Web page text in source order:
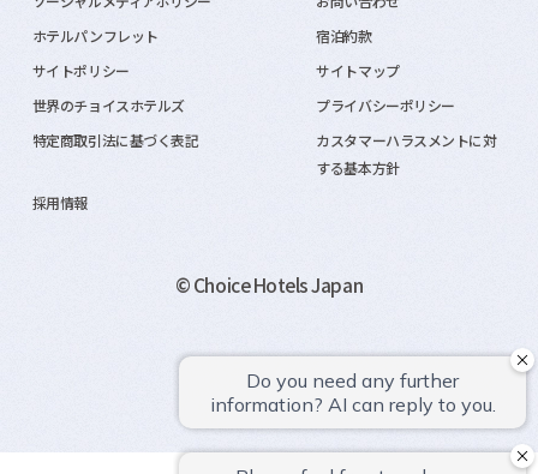
ホテルパンフレット
宿泊約款
サイトポリシー
サイトマップ
世界のチョイスホテルズ
プライバシーポリシー
特定商取引法に基づく表記
カスタマーハラスメントに対
する基本方針
採用情報
© Choice Hotels Japan